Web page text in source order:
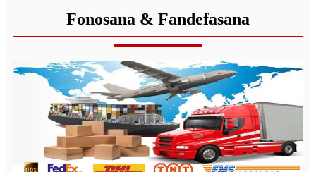
Fonosana & Fandefasana